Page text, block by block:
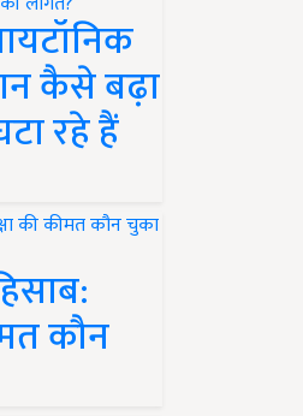
कैसे बढ़ा
रहे हैं
कौन